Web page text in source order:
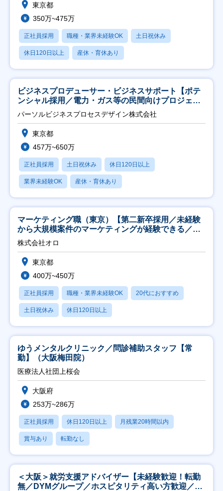
東京都
350万~475万
正社員採用 職種・業界未経験OK 土日祝休み
休日120日以上 産休・育休あり
ビジネスプロデューサー・ビジネスサポート【ポテ
ンシャル採用／電力・ガス等の民間向けプロジェク
ト推進】
パーソルビジネスプロセスデザイン株式会社
東京都
457万~650万
正社員採用 土日祝休み 休日120日以上
業界未経験OK 産休・育休あり
マーケティング職（東京）【第二新卒採用／未経験
から大規模案件のマーケティングが経験できる／研
修充実】
株式会社オロ
東京都
400万~450万
正社員採用 職種・業界未経験OK 20代におすすめ
土日祝休み 休日120日以上
ゆうメンタルクリニック／問診補助スタッフ【常
勤】（大阪梅田院）
医療法人社団上桜会
大阪府
253万~286万
正社員採用 休日120日以上 月残業20時間以内
賞与あり 転勤なし
＜大阪＞就労支援アドバイザー【未経験歓迎！転勤
無／DYMグループ／ホスピタリティ高い方歓迎／土